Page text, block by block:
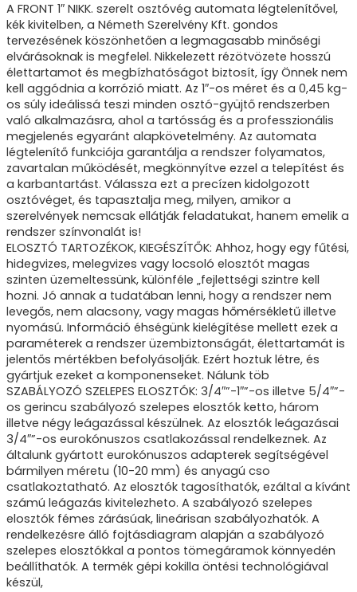
A FRONT 1″ NIKK. szerelt osztóvég automata légtelenítővel,
kék kivitelben, a Németh Szerelvény Kft. gondos
tervezésének köszönhetően a legmagasabb minőségi
elvárásoknak is megfelel. Nikkelezett rézötvözete hosszú
élettartamot és megbízhatóságot biztosít, így Önnek nem
kell aggódnia a korrózió miatt. Az 1″-os méret és a 0,45 kg-
os súly ideálissá teszi minden osztó-gyüjtő rendszerben
való alkalmazásra, ahol a tartósság és a professzionális
megjelenés egyaránt alapkövetelmény. Az automata
légtelenítő funkciója garantálja a rendszer folyamatos,
zavartalan működését, megkönnyítve ezzel a telepítést és
a karbantartást. Válassza ezt a precízen kidolgozott
osztóvéget, és tapasztalja meg, milyen, amikor a
szerelvények nemcsak ellátják feladatukat, hanem emelik a
rendszer színvonalát is!
ELOSZTÓ TARTOZÉKOK, KIEGÉSZÍTŐK: Ahhoz, hogy egy fűtési,
hidegvizes, melegvizes vagy locsoló elosztót magas
szinten üzemeltessünk, különféle „fejlettségi szintre kell
hozni. Jó annak a tudatában lenni, hogy a rendszer nem
levegős, nem alacsony, vagy magas hőmérsékletű illetve
nyomású. Információ éhségünk kielégítése mellett ezek a
paraméterek a rendszer üzembiztonságát, élettartamát is
jelentős mértékben befolyásolják. Ezért hoztuk létre, és
gyártjuk ezeket a komponenseket. Nálunk töb
SZABÁLYOZÓ SZELEPES ELOSZTÓK: 3/4″”-1″”-os illetve 5/4″”-
os gerincu szabályozó szelepes elosztók ketto, három
illetve négy leágazással készülnek. Az elosztók leágazásai
3/4″”-os eurokónuszos csatlakozással rendelkeznek. Az
általunk gyártott eurokónuszos adapterek segítségével
bármilyen méretu (10-20 mm) és anyagú cso
csatlakoztatható. Az elosztók tagosíthatók, ezáltal a kívánt
számú leágazás kivitelezheto. A szabályozó szelepes
elosztók fémes zárásúak, lineárisan szabályozhatók. A
rendelkezésre álló fojtásdiagram alapján a szabályozó
szelepes elosztókkal a pontos tömegáramok könnyedén
beállíthatók. A termék gépi kokilla öntési technológiával
készül,